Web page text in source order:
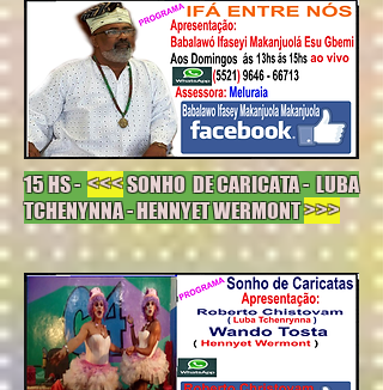
15 HS -<<<SONHO DE CARICATA - LUBA
TCHENYNNA - HENNYET WERMONT>>>